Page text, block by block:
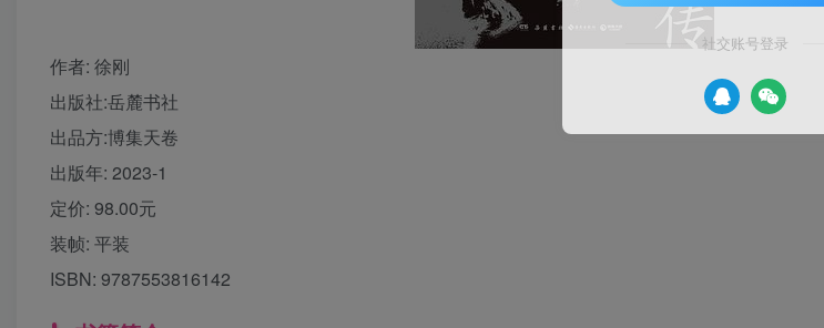
作者: 徐刚
出版社:岳麓书社
出品方:博集天卷
出版年: 2023-1
定价: 98.00元
装帧: 平装
ISBN: 9787553816142
社交账号登录